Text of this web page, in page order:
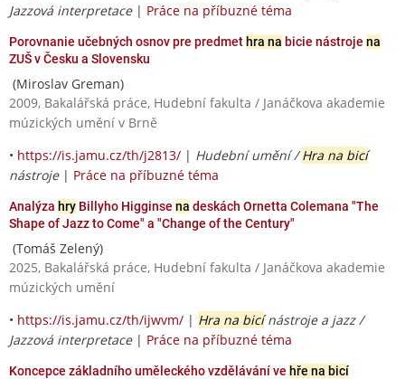
Jazzová interpretace| Práce na příbuzné téma
Porovnanie učebných osnov pre predmet hra na bicie nástroje na
ZUŠ v Česku a Slovensku
(Miroslav Greman)
2009, Bakalářská práce, Hudební fakulta / Janáčkova akademie
múzických umění v Brně
• https://is.jamu.cz/th/j2813/ | Hudební umění /Hra na bicí
nástroje| Práce na příbuzné téma
Analýza hry Billyho Higginse na deskách Ornetta Colemana "The
Shape of Jazz to Come" a "Change of the Century"
(Tomáš Zelený)
2025, Bakalářská práce, Hudební fakulta / Janáčkova akademie
múzických umění
• https://is.jamu.cz/th/ijwvm/ | Hra na bicínástroje a jazz /
Jazzová interpretace| Práce na příbuzné téma
Koncepce základního uměleckého vzdělávání ve hře na bicí